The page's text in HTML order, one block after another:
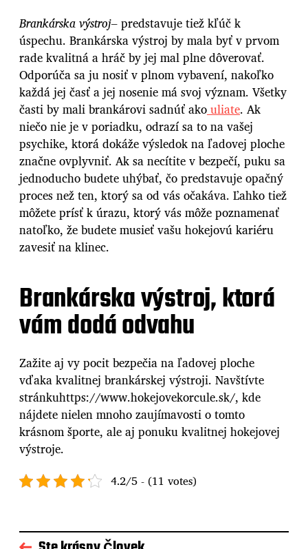
Brankárska výstroj– predstavuje tiež kľúč k
úspechu. Brankárska výstroj by mala byť v prvom
rade kvalitná a hráč by jej mal plne dôverovať.
Odporúča sa ju nosiť v plnom vybavení, nakoľko
každá jej časť a jej nosenie má svoj význam. Všetky
časti by mali brankárovi sadnúť akouliate. Ak
niečo nie je v poriadku, odrazí sa to na vašej
psychike, ktorá dokáže výsledok na ľadovej ploche
značne ovplyvniť. Ak sa necítite v bezpečí, puku sa
jednoducho budete uhýbať, čo predstavuje opačný
proces než ten, ktorý sa od vás očakáva. Ľahko tiež
môžete prísť k úrazu, ktorý vás môže poznamenať
natoľko, že budete musieť vašu hokejovú kariéru
zavesiť na klinec.
Brankárska výstroj, ktorá
vám dodá odvahu
Zažite aj vy pocit bezpečia na ľadovej ploche
vďaka kvalitnej brankárskej výstroji. Navštívte
stránkuhttps://www.hokejovekorcule.sk/, kde
nájdete nielen mnoho zaujímavosti o tomto
krásnom športe, ale aj ponuku kvalitnej hokejovej
výstroje.
4.2/5 - (11 votes)